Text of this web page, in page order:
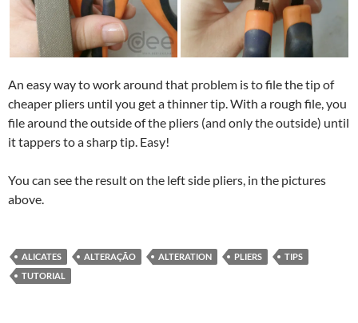
An easy way to work around that problem is to file the tip of
cheaper pliers until you get a thinner tip. With a rough file, you
file around the outside of the pliers (and only the outside) until
it tappers to a sharp tip. Easy!
You can see the result on the left side pliers, in the pictures
above.
ALICATES ALTERAÇÃO ALTERATION PLIERS
TIPS
TUTORIAL